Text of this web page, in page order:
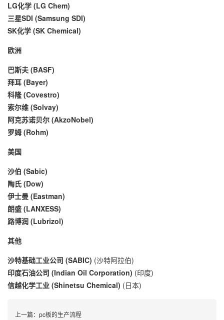
LG化学 (LG Chem)
三星SDI (Samsung SDI)
SK化学 (SK Chemical)
欧洲
巴斯夫 (BASF)
拜耳 (Bayer)
科隆 (Covestro)
索尔维 (Solvay)
阿克苏诺贝尔 (AkzoNobel)
罗姆 (Rohm)
美国
沙伯 (Sabic)
陶氏 (Dow)
伊士曼 (Eastman)
朗盛 (LANXESS)
路博润 (Lubrizol)
其他
沙特基础工业公司 (SABIC) (沙特阿拉伯)
印度石油公司 (Indian Oil Corporation) (印度)
信越化学工业 (Shinetsu Chemical) (日本)
上一篇： pc板的生产流程